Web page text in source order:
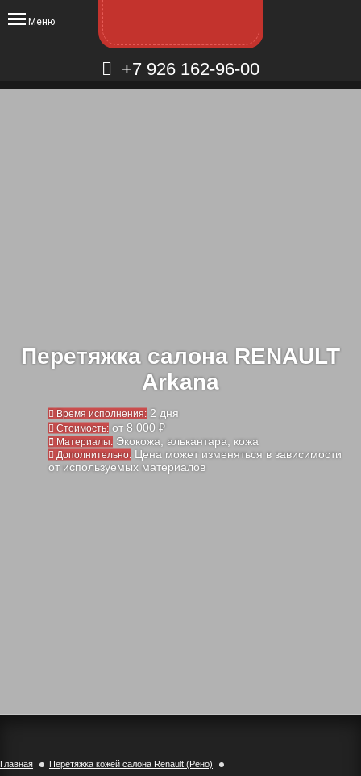
+7 926 162-96-00
Меню
Перетяжка салона RENAULT
Arkana
Время исполнения: 2 дня
Стоимость: от 8 000 ₽
Материалы: Экокожа, алькантара, кожа
Дополнительно: Цена может изменяться в зависимости
от используемых материалов
Главная
Перетяжка кожей салона Renault (Рено)